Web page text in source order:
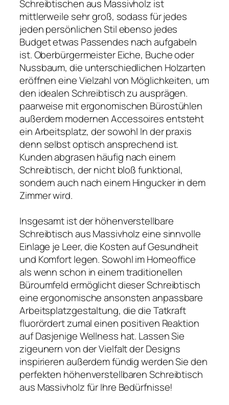
Schreibtischen aus Massivholz ist
mittlerweile sehr groß, sodass für jedes
jeden persönlichen Stil ebenso jedes
Budget etwas Passendes nach aufgabeln
ist. Oberbürgermeister Eiche, Buche oder
Nussbaum, die unterschiedlichen Holzarten
eröffnen eine Vielzahl von Möglichkeiten, um
den idealen Schreibtisch zu ausprägen.
paarweise mit ergonomischen Bürostühlen
außerdem modernen Accessoires entsteht
ein Arbeitsplatz, der sowohl In der praxis
denn selbst optisch ansprechend ist.
Kunden abgrasen häufig nach einem
Schreibtisch, der nicht bloß funktional,
sondern auch nach einem Hingucker in dem
Zimmer wird.
Insgesamt ist der höhenverstellbare
Schreibtisch aus Massivholz eine sinnvolle
Einlage je Leer, die Kosten auf Gesundheit
und Komfort legen. Sowohl im Homeoffice
als wenn schon in einem traditionellen
Büroumfeld ermöglicht dieser Schreibtisch
eine ergonomische ansonsten anpassbare
Arbeitsplatzgestaltung, die die Tatkraft
fluorördert zumal einen positiven Reaktion
auf Dasjenige Wellness hat. Lassen Sie
zigeunern von der Vielfalt der Designs
inspirieren außerdem fündig werden Sie den
perfekten höhenverstellbaren Schreibtisch
aus Massivholz für Ihre Bedürfnisse!